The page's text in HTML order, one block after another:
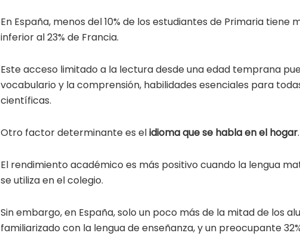
En España, menos del 10% de los estudiantes de Primaria tiene
inferior al 23% de Francia.
Este acceso limitado a la lectura desde una edad temprana
vocabulario y la comprensión, habilidades esenciales para
científicas.
Otro factor determinante es elidioma que se habla en el hogar.
El rendimiento académico es más positivo cuando la lengua
se utiliza en el colegio.
Sin embargo, en España, solo un poco más de la mitad de los
familiarizado con la lengua de enseñanza, y un preocupante